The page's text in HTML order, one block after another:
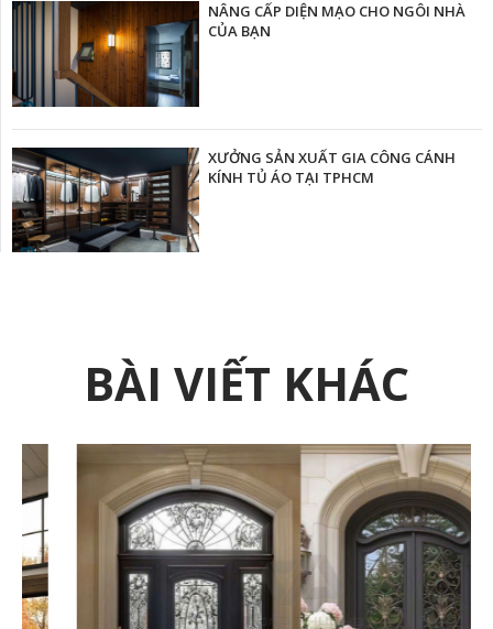
NÂNG CẤP DIỆN MẠO CHO NGÔI NHÀ
CỦA BẠN
XƯỞNG SẢN XUẤT GIA CÔNG CÁNH
KÍNH TỦ ÁO TẠI TPHCM
BÀI VIẾT KHÁC